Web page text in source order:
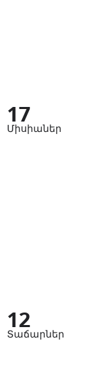
17
Միսիաներ
12
Տաճարներ